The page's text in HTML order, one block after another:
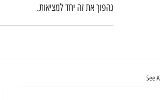
נהפוך את זה יחד למציאות.
See